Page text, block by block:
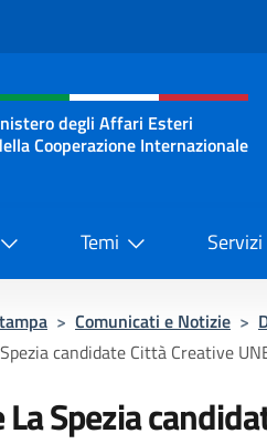
social e
degli Affari Esteri
Cooperazione Internazionale
Temi
> Comunicati e Notizie >
candidate Città Creative
La Spezia